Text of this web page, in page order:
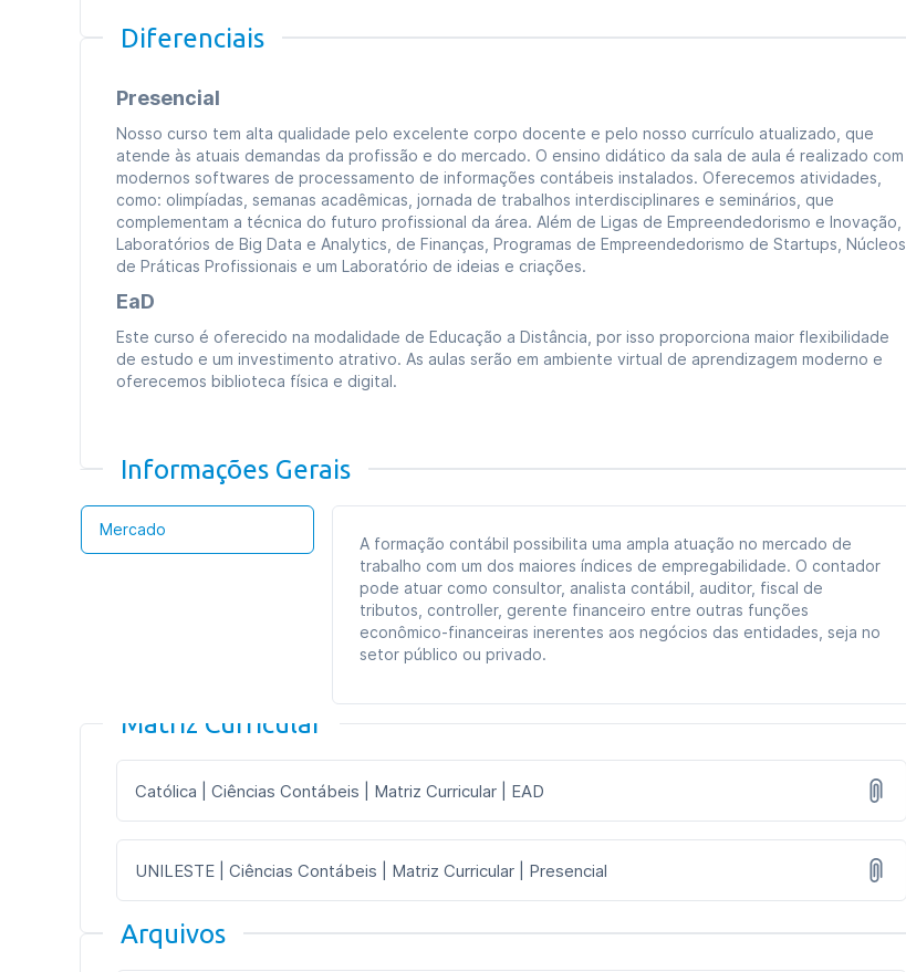
Diferenciais
Presencial
Nosso curso tem alta qualidade pelo excelente corpo docente e pelo nosso currículo atualizado, que
atende às atuais demandas da profissão e do mercado. O ensino didático da sala de aula é realizado com
modernos softwares de processamento de informações contábeis instalados. Oferecemos atividades,
como: olimpíadas, semanas acadêmicas, jornada de trabalhos interdisciplinares e seminários, que
complementam a técnica do futuro profissional da área. Além de Ligas de Empreendedorismo e Inovação,
Laboratórios de Big Data e Analytics, de Finanças, Programas de Empreendedorismo de Startups, Núcleos
de Práticas Profissionais e um Laboratório de ideias e criações.
EaD
Este curso é oferecido na modalidade de Educação a Distância, por isso proporciona maior flexibilidade
de estudo e um investimento atrativo. As aulas serão em ambiente virtual de aprendizagem moderno e
oferecemos biblioteca física e digital.
Informações Gerais
Mercado
A formação contábil possibilita uma ampla atuação no mercado de
trabalho com um dos maiores índices de empregabilidade. O contador
pode atuar como consultor, analista contábil, auditor, fiscal de
tributos, controller, gerente financeiro entre outras funções
econômico-financeiras inerentes aos negócios das entidades, seja no
setor público ou privado.
Matriz Curricular
Católica | Ciências Contábeis | Matriz Curricular | EAD
UNILESTE | Ciências Contábeis | Matriz Curricular | Presencial
Arquivos